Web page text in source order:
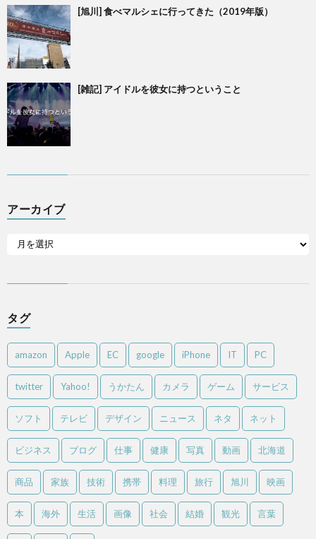
[旭川] 食べマルシェに行ってきた（2019年版）
[雑記] アイドルを彼女に持つということ
アーカイブ
タグ
amazon Apple EC google iPhone IT PC
twitter Yahoo! うかたん カメラ ゲーム サービス
ソフト テレビ デザイン ニュース ネタ ネット
ビジネス ブログ 仕事 健康 写真 動画 北海道
商品 家族 技術 携帯 料理 旅行 旭川 映画
本 海外 生活 画像 社会 結婚 観光 言葉